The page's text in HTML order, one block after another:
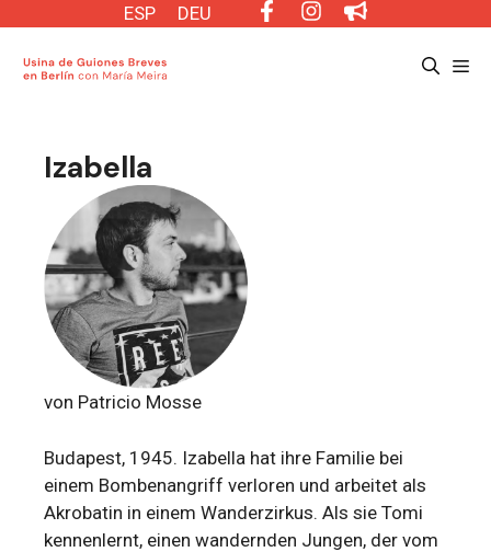
contenido
ESP DEU
Izabella
von Patricio Mosse
Budapest, 1945. Izabella hat ihre Familie bei
einem Bombenangriff verloren und arbeitet als
Akrobatin in einem Wanderzirkus. Als sie Tomi
kennenlernt, einen wandernden Jungen, der vom